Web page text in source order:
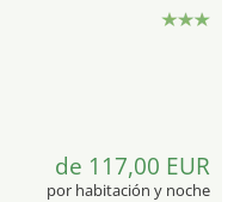
de 117,00 EUR
por habitación y noche